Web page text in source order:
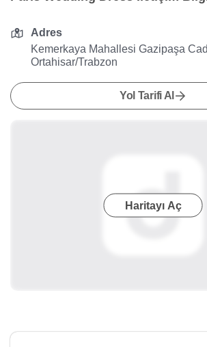
Adres
Kemerkaya Mahallesi Gazipaşa
Ortahisar/Trabzon
Yol Tarifi Al
Haritayı Aç